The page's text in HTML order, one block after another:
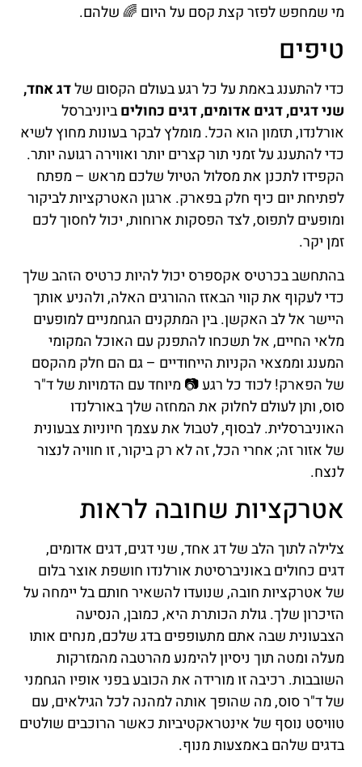
מי שמחפש לפזר קצת קסם על היום 🌈 שלהם.
טיפים
כדי להתענג באמת על כל רגע בעולם הקסום שלדג אחד,
שני דגים, דגים אדומים, דגים כחוליםביוניברסל
אורלנדו, תזמון הוא הכל. מומלץ לבקר בעונות מחוץ לשיא
כדי להתענג על זמני תור קצרים יותר ואווירה רגועה יותר.
הקפידו לתכנן את מסלול הטיול שלכם מראש – מפתח
לפתיחת יום כיף חלק בפארק. ארגון האטרקציות לביקור
ומופעים לתפוס, לצד הפסקות ארוחות, יכול לחסוך לכם
זמן יקר.
בהתחשב בכרטיס אקספרס יכול להיות כרטיס הזהב שלך
כדי לעקוף את קווי הבאזז ההורגים האלה, ולהניע אותך
היישר אל לב האקשן. בין המתקנים הגחמניים למופעים
מלאי החיים, אל תשכחו להתפנק עם האוכל המקומי
המענג וממצאי הקניות הייחודיים – גם הם חלק מהקסם
של הפארק! לכוד כל רגע 📷 מיוחד עם הדמויות של ד"ר
סוס, ותן לעולם לחלוק את המחזה שלך באורלנדו
האוניברסלית. לבסוף, לטבול את עצמך חיוניות צבעונית
של אזור זה; אחרי הכל, זה לא רק ביקור, זו חוויה לנצור
לנצח.
אטרקציות שחובה לראות
צלילה לתוך הלב של דג אחד, שני דגים, דגים אדומים,
דגים כחולים באוניברסיטת אורלנדו חושפת אוצר בלום
של אטרקציות חובה, שנועדו להשאיר חותם בל יימחה על
הזיכרון שלך. גולת הכותרת היא, כמובן, הנסיעה
הצבעונית שבה אתם מתעופפים בדג שלכם, מנחים אותו
מעלה ומטה תוך ניסיון להימנע מהרטבה מהמזרקות
השובבות. רכיבה זו מורידה את הכובע בפני אופיו הגחמני
של ד"ר סוס, מה שהופך אותה למהנה לכל הגילאים, עם
טוויסט נוסף של אינטראקטיביות כאשר הרוכבים שולטים
בדגים שלהם באמצעות מנוף.